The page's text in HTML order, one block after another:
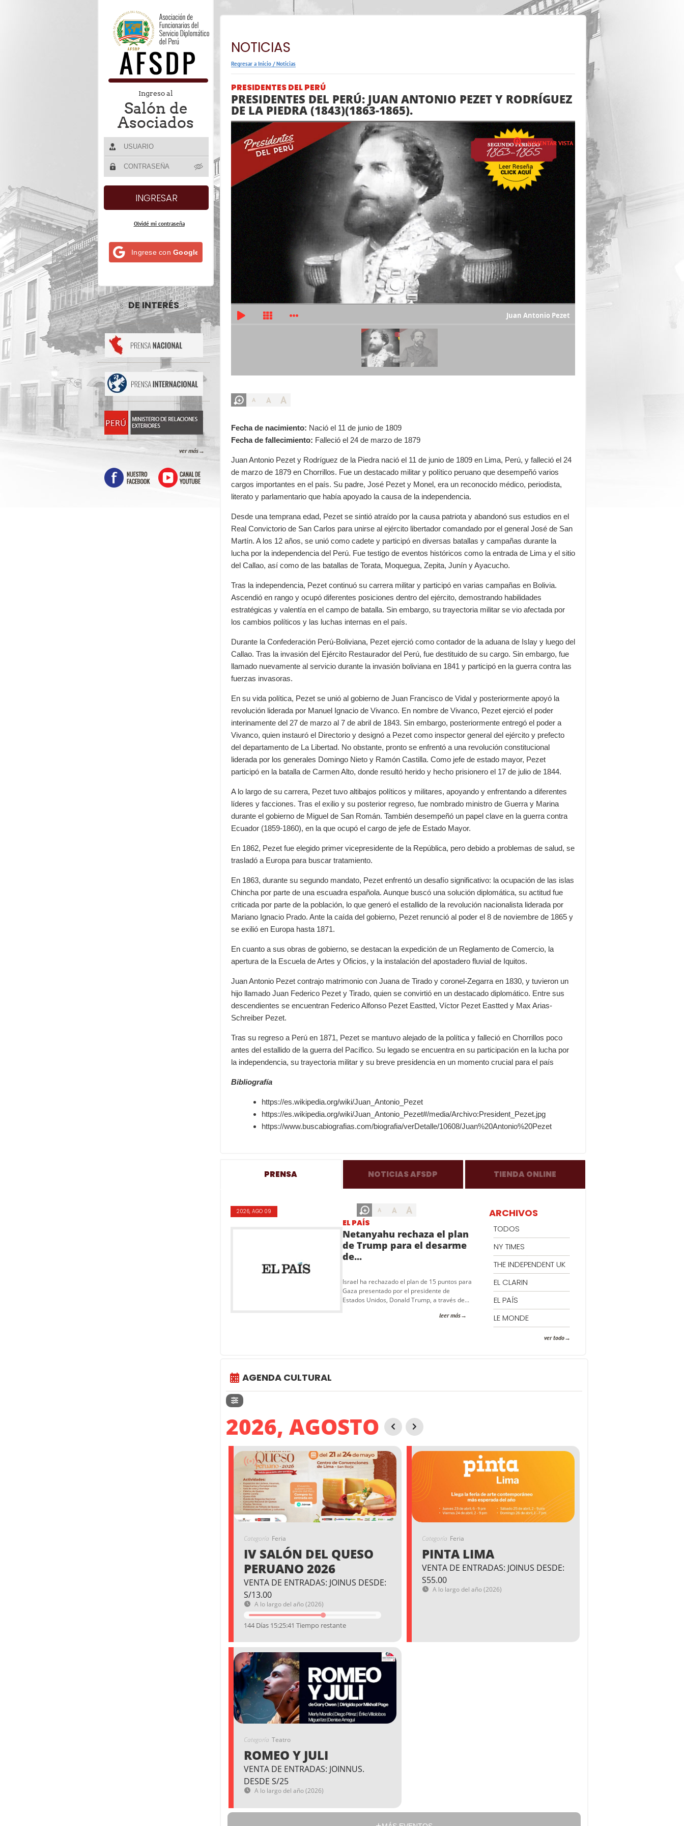
Ingreso al
Salón de
Asociados
Olvidé mi contraseña
Ingrese con Google
DE INTERÉS
ver más
NOTICIAS
Regresar a Inicio /Noticias
PRESIDENTES DEL PERÚ
PRESIDENTES DEL PERÚ: JUAN ANTONIO PEZET Y RODRÍGUEZ
DE LA PIEDRA (1843)(1863-1865).
Juan Antonio Pezet
A A A
Fecha de nacimiento: Nació el 11 de junio de 1809
Fecha de fallecimiento: Falleció el 24 de marzo de 1879
Juan Antonio Pezet y Rodríguez de la Piedra nació el 11 de junio de 1809 en Lima, Perú, y falleció el 24
de marzo de 1879 en Chorrillos. Fue un destacado militar y político peruano que desempeñó varios
cargos importantes en el país. Su padre, José Pezet y Monel, era un reconocido médico, periodista,
literato y parlamentario que había apoyado la causa de la independencia.
Desde una temprana edad, Pezet se sintió atraído por la causa patriota y abandonó sus estudios en el
Real Convictorio de San Carlos para unirse al ejército libertador comandado por el general José de San
Martín. A los 12 años, se unió como cadete y participó en diversas batallas y campañas durante la
lucha por la independencia del Perú. Fue testigo de eventos históricos como la entrada de Lima y el sitio
del Callao, así como de las batallas de Torata, Moquegua, Zepita, Junín y Ayacucho.
Tras la independencia, Pezet continuó su carrera militar y participó en varias campañas en Bolivia.
Ascendió en rango y ocupó diferentes posiciones dentro del ejército, demostrando habilidades
estratégicas y valentía en el campo de batalla. Sin embargo, su trayectoria militar se vio afectada por
los cambios políticos y las luchas internas en el país.
Durante la Confederación Perú-Boliviana, Pezet ejerció como contador de la aduana de Islay y luego del
Callao. Tras la invasión del Ejército Restaurador del Perú, fue destituido de su cargo. Sin embargo, fue
llamado nuevamente al servicio durante la invasión boliviana en 1841 y participó en la guerra contra las
fuerzas invasoras.
En su vida política, Pezet se unió al gobierno de Juan Francisco de Vidal y posteriormente apoyó la
revolución liderada por Manuel Ignacio de Vivanco. En nombre de Vivanco, Pezet ejerció el poder
interinamente del 27 de marzo al 7 de abril de 1843. Sin embargo, posteriormente entregó el poder a
Vivanco, quien instauró el Directorio y designó a Pezet como inspector general del ejército y prefecto
del departamento de La Libertad. No obstante, pronto se enfrentó a una revolución constitucional
liderada por los generales Domingo Nieto y Ramón Castilla. Como jefe de estado mayor, Pezet
participó en la batalla de Carmen Alto, donde resultó herido y hecho prisionero el 17 de julio de 1844.
A lo largo de su carrera, Pezet tuvo altibajos políticos y militares, apoyando y enfrentando a diferentes
líderes y facciones. Tras el exilio y su posterior regreso, fue nombrado ministro de Guerra y Marina
durante el gobierno de Miguel de San Román. También desempeñó un papel clave en la guerra contra
Ecuador (1859-1860), en la que ocupó el cargo de jefe de Estado Mayor.
En 1862, Pezet fue elegido primer vicepresidente de la República, pero debido a problemas de salud, se
trasladó a Europa para buscar tratamiento.
En 1863, durante su segundo mandato, Pezet enfrentó un desafío significativo: la ocupación de las islas
Chincha por parte de una escuadra española. Aunque buscó una solución diplomática, su actitud fue
criticada por parte de la población, lo que generó el estallido de la revolución nacionalista liderada por
Mariano Ignacio Prado. Ante la caída del gobierno, Pezet renunció al poder el 8 de noviembre de 1865 y
se exilió en Europa hasta 1871.
En cuanto a sus obras de gobierno, se destacan la expedición de un Reglamento de Comercio, la
apertura de la Escuela de Artes y Oficios, y la instalación del apostadero fluvial de Iquitos.
Juan Antonio Pezet contrajo matrimonio con Juana de Tirado y coronel-Zegarra en 1830, y tuvieron un
hijo llamado Juan Federico Pezet y Tirado, quien se convirtió en un destacado diplomático. Entre sus
descendientes se encuentran Federico Alfonso Pezet Eastted, Víctor Pezet Eastted y Max Arias-
Schreiber Pezet.
Tras su regreso a Perú en 1871, Pezet se mantuvo alejado de la política y falleció en Chorrillos poco
antes del estallido de la guerra del Pacífico. Su legado se encuentra en su participación en la lucha por
la independencia, su trayectoria militar y su breve presidencia en un momento crucial para el país
Bibliografía
https://es.wikipedia.org/wiki/Juan_Antonio_Pezet
https://es.wikipedia.org/wiki/Juan_Antonio_Pezet#/media/Archivo:President_Pezet.jpg
https://www.buscabiografias.com/biografia/verDetalle/10608/Juan%20Antonio%20Pezet
PRENSA NOTICIAS AFSDP TIENDA ONLINE
A A A
2026, AGO 09
EL PAÍS
Netanyahu rechaza el plan
de Trump para el desarme
de...
Israel ha rechazado el plan de 15 puntos para
Gaza presentado por el presidente de
Estados Unidos, Donald Trump, a través de...
leer más
ARCHIVOS
TODOS
NY TIMES
THE INDEPENDENT UK
EL CLARIN
EL PAÍS
LE MONDE
ver todo
AGENDA CULTURAL
2026, AGOSTO
Categoría Feria
IV SALÓN DEL QUESO
PERUANO 2026
VENTA DE ENTRADAS: JOINUS DESDE:
S/13.00
A lo largo del año (2026)
144 Días 15:25:40 Tiempo restante
Categoría Feria
PINTA LIMA
VENTA DE ENTRADAS: JOINUS DESDE:
S55.00
A lo largo del año (2026)
Categoría Teatro
ROMEO Y JULI
VENTA DE ENTRADAS: JOINNUS.
DESDE S/25
A lo largo del año (2026)